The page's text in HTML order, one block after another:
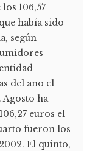
106,57
había sido
según
del año el
Agosto ha
euros el
fueron los
El quinto,